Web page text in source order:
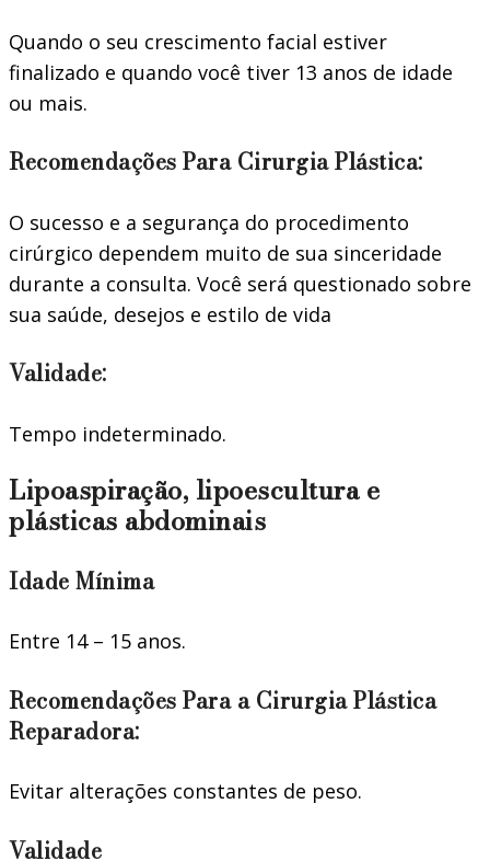
Quando o seu crescimento facial estiver
finalizado e quando você tiver 13 anos de idade
ou mais.
Recomendações Para Cirurgia Plástica:
O sucesso e a segurança do procedimento
cirúrgico dependem muito de sua sinceridade
durante a consulta. Você será questionado sobre
sua saúde, desejos e estilo de vida
Validade:
Tempo indeterminado.
Lipoaspiração, lipoescultura e
plásticas abdominais
Idade Mínima
Entre 14 – 15 anos.
Recomendações Para a Cirurgia Plástica
Reparadora:
Evitar alterações constantes de peso.
Validade